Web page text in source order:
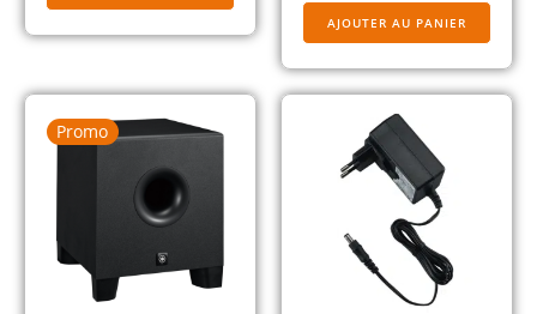
AJOUTER AU PANIER
Promo